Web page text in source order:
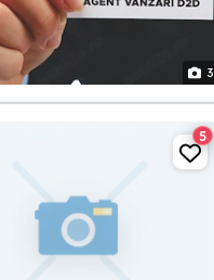
3
5